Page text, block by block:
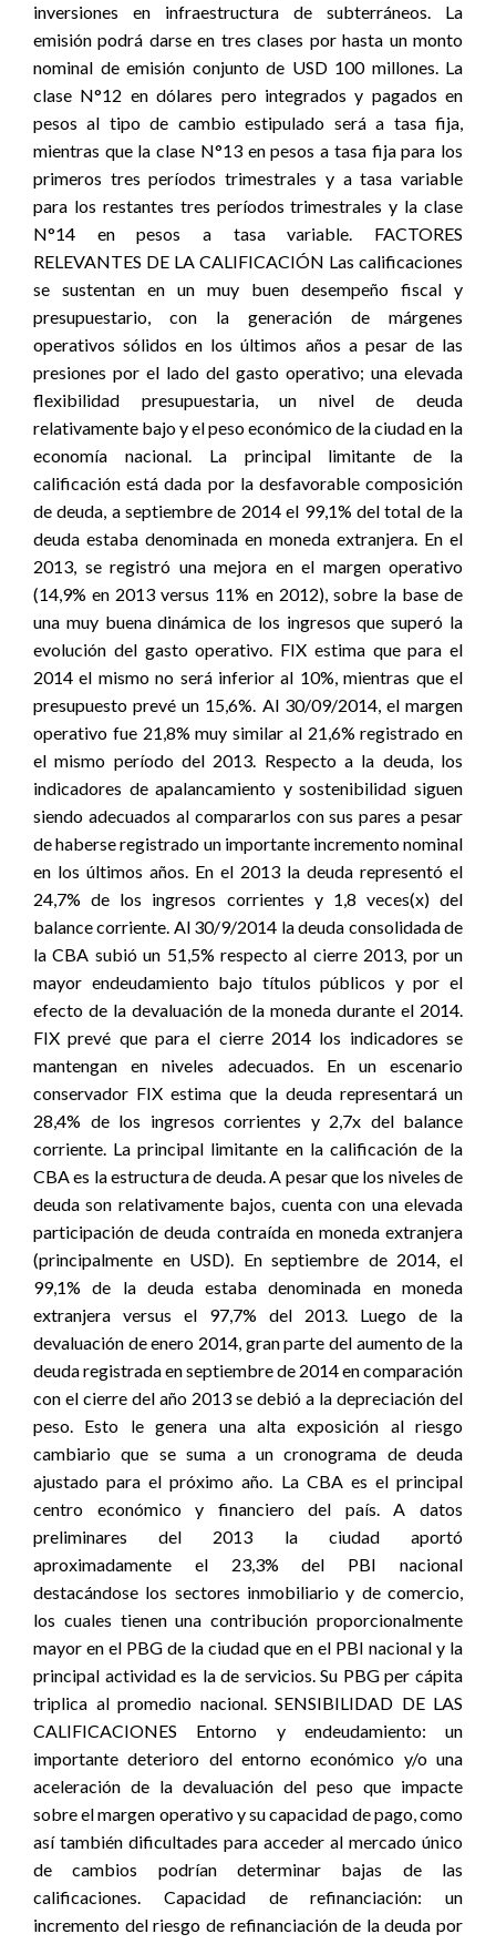
inversiones en infraestructura de subterráneos. La
emisión podrá darse en tres clases por hasta un monto
nominal de emisión conjunto de USD 100 millones. La
clase N°12 en dólares pero integrados y pagados en
pesos al tipo de cambio estipulado será a tasa fija,
mientras que la clase N°13 en pesos a tasa fija para los
primeros tres períodos trimestrales y a tasa variable
para los restantes tres períodos trimestrales y la clase
N°14 en pesos a tasa variable. FACTORES
RELEVANTES DE LA CALIFICACIÓN Las calificaciones
se sustentan en un muy buen desempeño fiscal y
presupuestario, con la generación de márgenes
operativos sólidos en los últimos años a pesar de las
presiones por el lado del gasto operativo; una elevada
flexibilidad presupuestaria, un nivel de deuda
relativamente bajo y el peso económico de la ciudad en la
economía nacional. La principal limitante de la
calificación está dada por la desfavorable composición
de deuda, a septiembre de 2014 el 99,1% del total de la
deuda estaba denominada en moneda extranjera. En el
2013, se registró una mejora en el margen operativo
(14,9% en 2013 versus 11% en 2012), sobre la base de
una muy buena dinámica de los ingresos que superó la
evolución del gasto operativo. FIX estima que para el
2014 el mismo no será inferior al 10%, mientras que el
presupuesto prevé un 15,6%. Al 30/09/2014, el margen
operativo fue 21,8% muy similar al 21,6% registrado en
el mismo período del 2013. Respecto a la deuda, los
indicadores de apalancamiento y sostenibilidad siguen
siendo adecuados al compararlos con sus pares a pesar
de haberse registrado un importante incremento nominal
en los últimos años. En el 2013 la deuda representó el
24,7% de los ingresos corrientes y 1,8 veces(x) del
balance corriente. Al 30/9/2014 la deuda consolidada de
la CBA subió un 51,5% respecto al cierre 2013, por un
mayor endeudamiento bajo títulos públicos y por el
efecto de la devaluación de la moneda durante el 2014.
FIX prevé que para el cierre 2014 los indicadores se
mantengan en niveles adecuados. En un escenario
conservador FIX estima que la deuda representará un
28,4% de los ingresos corrientes y 2,7x del balance
corriente. La principal limitante en la calificación de la
CBA es la estructura de deuda. A pesar que los niveles de
deuda son relativamente bajos, cuenta con una elevada
participación de deuda contraída en moneda extranjera
(principalmente en USD). En septiembre de 2014, el
99,1% de la deuda estaba denominada en moneda
extranjera versus el 97,7% del 2013. Luego de la
devaluación de enero 2014, gran parte del aumento de la
deuda registrada en septiembre de 2014 en comparación
con el cierre del año 2013 se debió a la depreciación del
peso. Esto le genera una alta exposición al riesgo
cambiario que se suma a un cronograma de deuda
ajustado para el próximo año. La CBA es el principal
centro económico y financiero del país. A datos
preliminares del 2013 la ciudad aportó
aproximadamente el 23,3% del PBI nacional
destacándose los sectores inmobiliario y de comercio,
los cuales tienen una contribución proporcionalmente
mayor en el PBG de la ciudad que en el PBI nacional y la
principal actividad es la de servicios. Su PBG per cápita
triplica al promedio nacional. SENSIBILIDAD DE LAS
CALIFICACIONES Entorno y endeudamiento: un
importante deterioro del entorno económico y/o una
aceleración de la devaluación del peso que impacte
sobre el margen operativo y su capacidad de pago, como
así también dificultades para acceder al mercado único
de cambios podrían determinar bajas de las
calificaciones. Capacidad de refinanciación: un
incremento del riesgo de refinanciación de la deuda por